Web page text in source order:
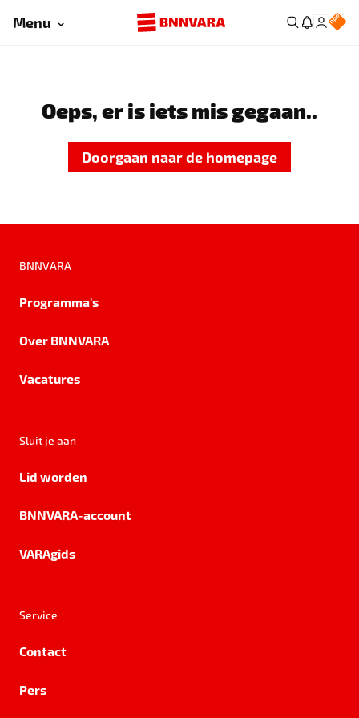
Menu
Oeps, er is iets mis gegaan..
Doorgaan naar de homepage
BNNVARA
Programma's
Over BNNVARA
Vacatures
Sluit je aan
Lid worden
BNNVARA-account
VARAgids
Service
Contact
Pers